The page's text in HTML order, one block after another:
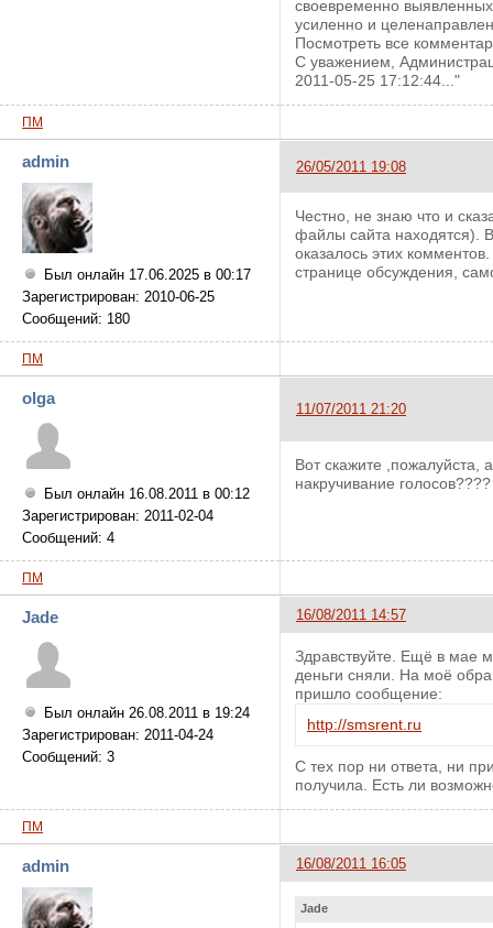
своевременно выявленных
усиленно и
Посмотреть все
С уважением,
2011-05-25 17:12:44..."
ПМ
admin
Был онлайн 17.06.2025 в 00:17
Зарегистрирован: 2010-06-25
Сообщений: 180
26/05/2011 19:08
Честно, не знаю что и
файлы сайта находятся).
оказалось этих
странице обсуждения,
ПМ
olga
Был онлайн 16.08.2011 в 00:12
Зарегистрирован: 2011-02-04
Сообщений: 4
11/07/2011 21:20
Вот скажите ,пожалуйста,
накручивание
ПМ
Jade
Был онлайн 26.08.2011 в 19:24
Зарегистрирован: 2011-04-24
Сообщений: 3
16/08/2011 14:57
Здравствуйте. Ещё в мае
деньги сняли. На моё
пришло сообщение:
http://smsrent.ru
С тех пор ни ответа, ни
получила. Есть ли
ПМ
admin 16/08/2011 16:05
Jade